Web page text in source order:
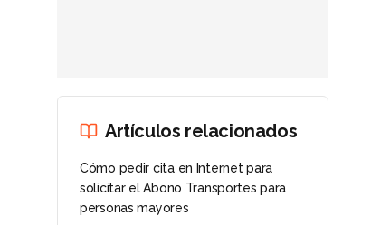
Artículos relacionados
Cómo pedir cita en Internet para
solicitar el Abono Transportes para
personas mayores